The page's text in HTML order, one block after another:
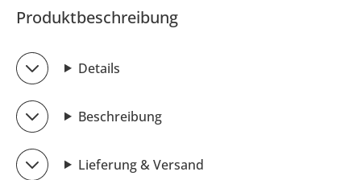
Produktbeschreibung
Details
Beschreibung
Lieferung & Versand